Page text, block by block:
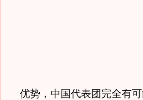
优势，中国代表团完全有